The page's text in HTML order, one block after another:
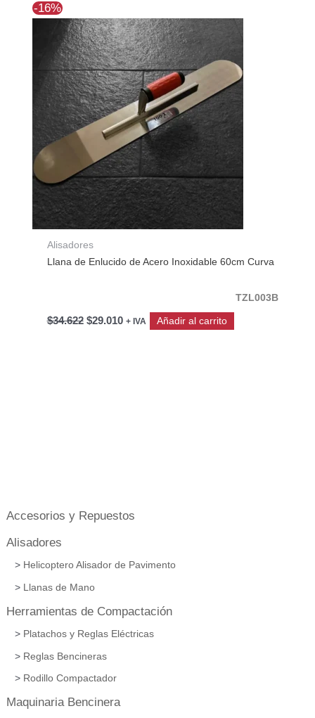
Accesorios y Repuestos
Alisadores
Helicoptero Alisador de Pavimento
Llanas de Mano
Herramientas de Compactación
Platachos y Reglas Eléctricas
Reglas Bencineras
Rodillo Compactador
Maquinaria Bencinera
-16%
Alisadores
Llana de Enlucido de Acero Inoxidable 60cm Curva
TZL003B
$34.622
precio
original
era:
$34.622.
$29.010
precio
actual
es:
$29.010.
+ IVA Añadir al carrito